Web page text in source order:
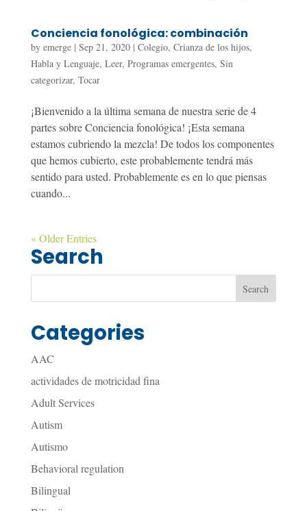
Conciencia fonológica: combinación
by emerge| Sep 21, 2020| Colegio, Crianza de los hijos,
Habla y Lenguaje, Leer, Programas emergentes, Sin
categorizar, Tocar
¡Bienvenido a la última semana de nuestra serie de 4
partes sobre Conciencia fonológica! ¡Esta semana
estamos cubriendo la mezcla! De todos los componentes
que hemos cubierto, este probablemente tendrá más
sentido para usted. Probablemente es en lo que piensas
cuando...
« Older Entries
Search
Categories
AAC
actividades de motricidad fina
Adult Services
Autism
Autismo
Behavioral regulation
Bilingual